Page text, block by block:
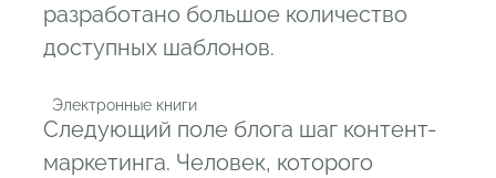
разработано большое количество
доступных шаблонов.
  Электронные книги
Следующий поле блога шаг контент-
маркетинга. Человек, которого